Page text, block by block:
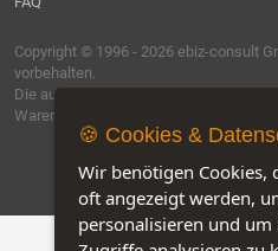
Copyright © 1996 - 2026 ebiz-consult
vorbehalten.
Die auf dieser Seite verwendeten
Warenzeichen sind Eigentum der
🍪 Cookies &
Wir benötigen Cookies,
oft angezeigt werden,
personalisieren und um